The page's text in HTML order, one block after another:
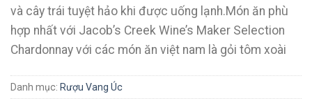
và cây trái tuyệt hảo khi được uống lạnh.Món ăn phù
hợp nhất với Jacob’s Creek Wine’s Maker Selection
Chardonnay với các món ăn việt nam là gỏi tôm xoài
Danh mục: Rượu Vang Úc